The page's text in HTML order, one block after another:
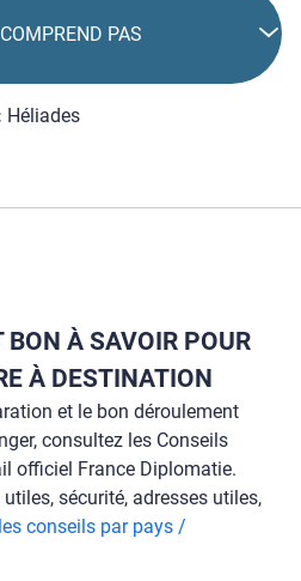
PAS
Héliades
BON À SAVOIR POUR
À DESTINATION
et le bon déroulement
consultez les Conseils
officiel France Diplomatie.
sécurité, adresses utiles,
conseils par pays /